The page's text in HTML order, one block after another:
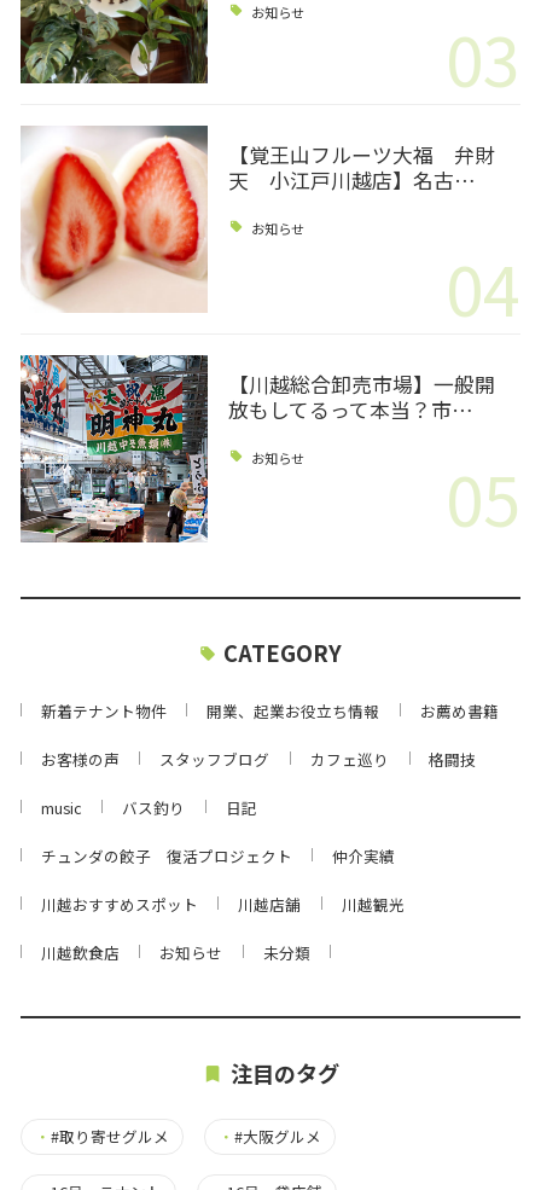
お知らせ 03
【覚王山フルーツ大福 弁財
天 小江戸川越店】名古…
お知らせ
04
【川越総合卸売市場】一般開
放もしてるって本当？市…
お知らせ 05
CATEGORY
新着テナント物件 開業、起業お役立ち情報 お薦め書籍
お客様の声 スタッフブログ カフェ巡り 格闘技
music バス釣り 日記
チュンダの餃子 復活プロジェクト 仲介実績
川越おすすめスポット 川越店舗 川越観光
川越飲食店 お知らせ 未分類
注目のタグ
・ #取り寄せグルメ ・#大阪グルメ